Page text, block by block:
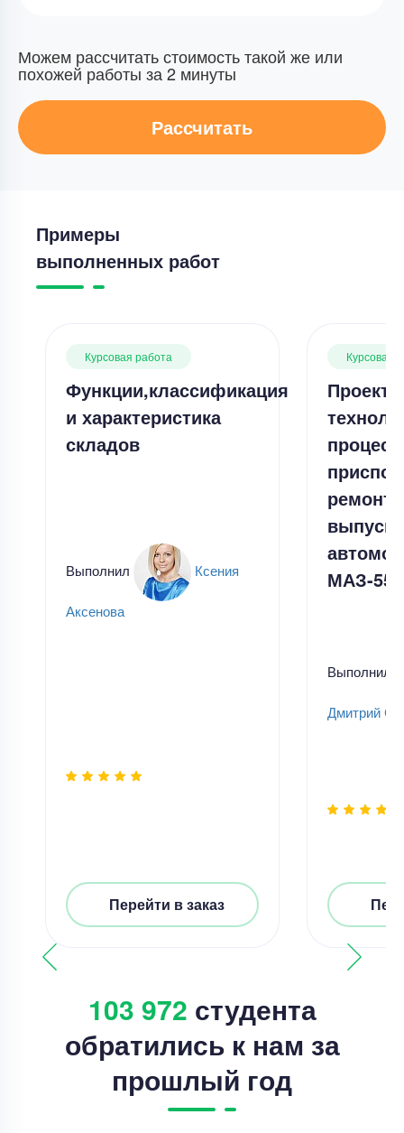
Можем рассчитать стоимость такой же или
похожей работы за 2 минуты
Рассчитать
Примеры
выполненных работ
Курсовая работа
Функции,классификация
и характеристика
складов
Выполнил Ксения
Аксенова
Перейти в заказ
Курсовая
МАЗ-
Выполнил
Дмитрий
103 972 студента
обратились к нам за
прошлый год